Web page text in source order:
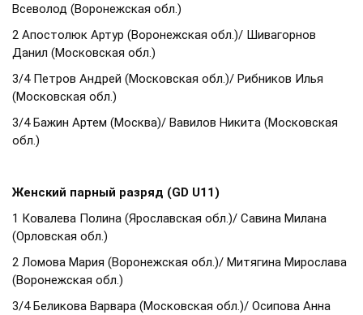
Всеволод (Воронежская обл.)
2 Апостолюк Артур (Воронежская обл.)/ Шивагорнов
Данил (Московская обл.)
3/4 Петров Андрей (Московская обл.)/ Рибников Илья
(Московская обл.)
3/4 Бажин Артем (Москва)/ Вавилов Никита (Московская
обл.)
Женский парный разряд (GD U11)
1 Ковалева Полина (Ярославская обл.)/ Савина Милана
(Орловская обл.)
2 Ломова Мария (Воронежская обл.)/ Митягина Мирослава
(Воронежская обл.)
3/4 Беликова Варвара (Московская обл.)/ Осипова Анна